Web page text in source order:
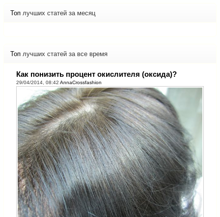
Топ лучших статей за месяц
Топ лучших статей за все время
Как понизить процент окислителя (оксида)?
29/04/2014, 08:42 AnnaCrossfashion